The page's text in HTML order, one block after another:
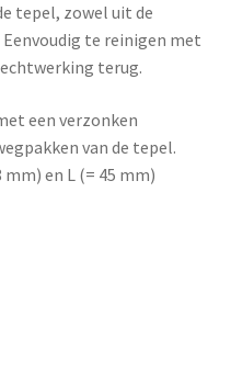
tepel, zowel uit de
te reinigen met
terug.
een verzonken
van de tepel.
en L (= 45 mm)